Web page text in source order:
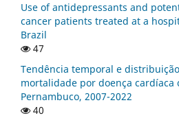
Use of antidepressants and
cancer patients treated at a
Brazil
47
Tendência temporal e
mortalidade por doença cardíaca
Pernambuco, 2007-2022
40